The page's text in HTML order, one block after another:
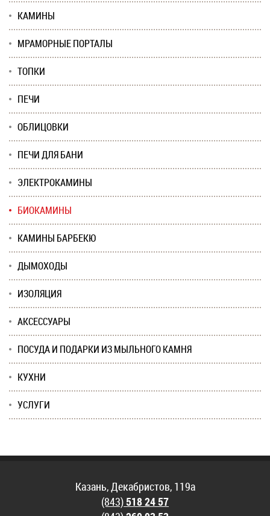
КАМИНЫ
МРАМОРНЫЕ ПОРТАЛЫ
ТОПКИ
ПЕЧИ
ОБЛИЦОВКИ
ПЕЧИ ДЛЯ БАНИ
ЭЛЕКТРОКАМИНЫ
БИОКАМИНЫ
КАМИНЫ БАРБЕКЮ
ДЫМОХОДЫ
ИЗОЛЯЦИЯ
АКСЕССУАРЫ
ПОСУДА И ПОДАРКИ ИЗ МЫЛЬНОГО КАМНЯ
КУХНИ
УСЛУГИ
Казань, Декабристов, 119а
(843)518 24 57